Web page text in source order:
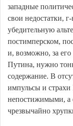
западные
свои недостатки,
убедительную
постимперском,
и, возможно, за
Путина, нужно
содержание. В
импульсы и страхи
непостижимыми, а
чрезвычайно